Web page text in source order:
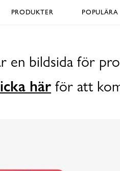
PRODUKTER POPULÄRA
en bildsida för
här för att